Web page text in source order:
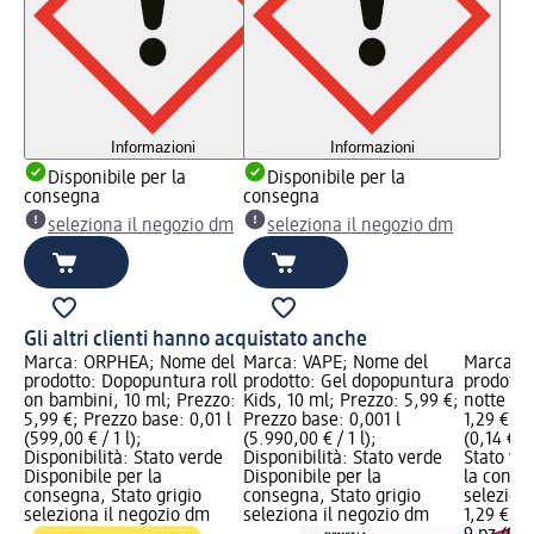
Informazioni
Disponibile per la
consegna
seleziona il negozio dm
Informazioni
Disponibile per la
consegna
seleziona il negozio dm
Gli altri clienti hanno acquistato anche
Marca: ORPHEA; Nome del
prodotto: Dopopuntura roll
on bambini, 10 ml; Prezzo:
5,99 €; Prezzo base: 0,01 l
(599,00 € / 1 l);
Disponibilità: Stato verde
Disponibile per la
consegna, Stato grigio
seleziona il negozio dm
Marca: VAPE; Nome del
prodotto: Gel dopopuntura
Kids, 10 ml; Prezzo: 5,99 €;
Prezzo base: 0,001 l
(5.990,00 € / 1 l);
Disponibilità: Stato verde
Disponibile per la
consegna, Stato grigio
seleziona il negozio dm
Marca:
notte
1,29 €;
(0,14 € /
Stato
la
1,29 €